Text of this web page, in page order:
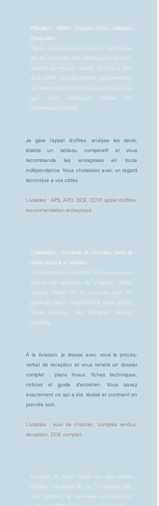
Précision, Définir chaque choix, préparer
l'exécution
Plans d'aménagement, plans techniques
par lot, sélection des matériaux et finitions,
mobilier sur mesure, visuels 3D. Puis le DCE
et le CCTP - les documents qui permettent
aux entreprises de chiffrer avec précision et
qui vous protègent contre les
interprétations libres.
Je gère l'appel d'offres, analyse les devis,
établis un tableau comparatif et vous
recommande les entreprises en toute
indépendance. Vous choisissez avec un regard
technique à vos côtés.
Livrables : APS, APD, DCE, CCTP, appel d'offres,
recommandation entreprises.
Réalisation, Conduire le chantier, tenir la
vision jusqu'à la livraison
Je coordonne l'ensemble des intervenants,
assure les réunions de chantier, valide
chaque étape clé et m'assure que les
mises en œuvre respectent le projet prévu.
Vous recevez des comptes rendus
réguliers.
À la livraison, je dresse avec vous le procès-
verbal de réception et vous remets un dossier
complet : plans finaux, fiches techniques,
notices et guide d'entretien. Vous savez
exactement ce qui a été réalisé et comment en
prendre soin.
Livrables : suivi de chantier, comptes rendus,
réception, DOE complet.
Lorsque le projet porte sur des zones
ciblées, une pièce de vie, un espace nuit,
une cuisine, le périmètre d'intervention